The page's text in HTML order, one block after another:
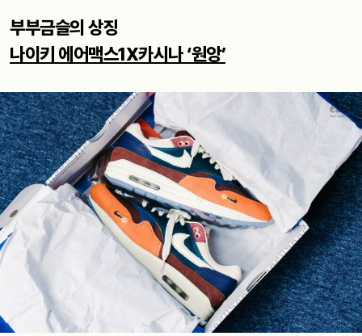
부부금슬의 상징
나이키 에어맥스1X카시나 ‘원앙’